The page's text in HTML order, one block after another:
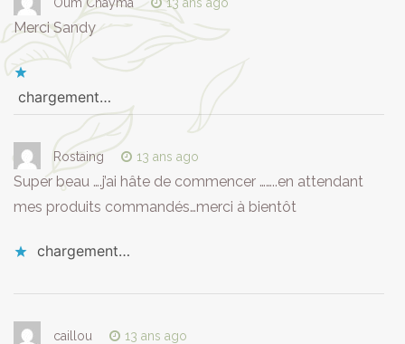
Merci Sandy
chargement…
Rostaing 13 ans ago
Super beau ….j’ai hâte de commencer ……..en attendant
mes produits commandés…merci à bientôt
chargement…
caillou 13 ans ago